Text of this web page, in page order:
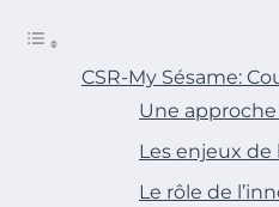
CSR-My Sésame:
Une
Les enjeux de
Le rôle de